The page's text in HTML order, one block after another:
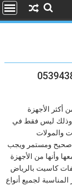
أكثر الأجهزة
وذلك ليس فقط في
والمولات
صحيح ومستمر ويجب
وأنها من الأجهزة
كاسيت بالرياض
لجميع أنواع